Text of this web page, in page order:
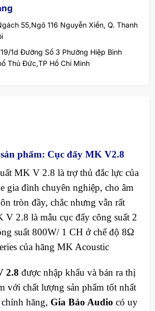
55,Ngõ 116 Nguyễn Xiển, Q. Thanh
1d Đường Số 3 Phường Hiệp Bình
Thủ Đức,TP Hồ Chí Minh
phẩm: Cục đẩy MK V2.8
MK V 2.8 là trợ thủ đắc lực của
gia đình chuyên nghiệp, cho âm
tròn đầy, chắc nhưng vẫn rất
V 2.8 là mẫu cục đẩy công suất 2
suất 800W/ 1 CH ở chế độ 8Ω
của hãng MK Acoustic
2.8 được nhập khẩu và bán ra thị
với chất lượng sản phẩm tốt nhất
hãng, Gia Bảo Audio có uy